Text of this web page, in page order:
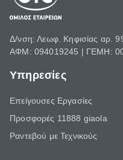
Δ/νση: Λεωφ. Κηφισίας αρ.
ΑΦΜ: 094019245 | ΓΕΜΗ:
Υπηρεσίες
Επείγουσες Εργασίες
Προσφορές 11888 giaola
Ραντεβού με Τεχνικούς